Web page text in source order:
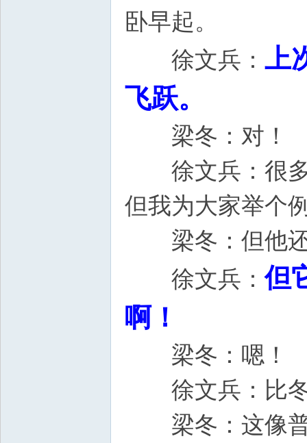
卧早起。
徐文兵： 上
飞跃。
梁冬：对！
徐文兵：很多
但我为大家举个
梁冬：但他还
徐文兵：但
啊！
梁冬：嗯！
徐文兵：比冬
梁冬：这